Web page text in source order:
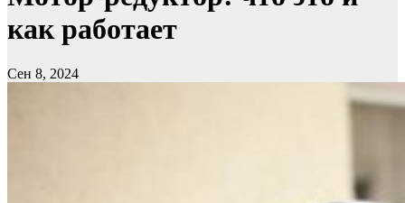
как работает
Сен 8, 2024